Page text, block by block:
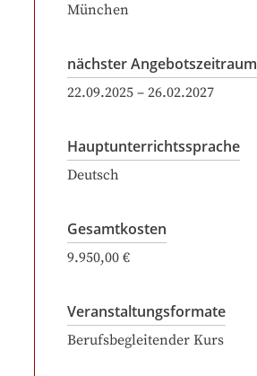
München
nächster Angebotszeitraum
22.09.2025 – 26.02.2027
Hauptunterrichtssprache
Deutsch
Gesamtkosten
9.950,00 €
Veranstaltungsformate
Berufsbegleitender Kurs